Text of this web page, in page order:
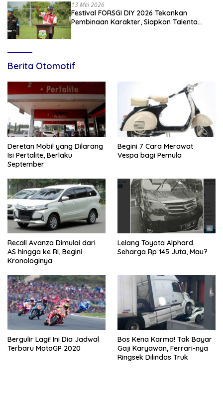
13 Mei 2026
Festival FORSGI DIY 2026 Tekankan
Pembinaan Karakter, Siapkan Talenta
Berita Otomotif
Deretan Mobil yang Dilarang
Isi Pertalite, Berlaku
September
Begini 7 Cara Merawat
Vespa bagi Pemula
Recall Avanza Dimulai dari
AS hingga ke RI, Begini
Kronologinya
Lelang Toyota Alphard
Seharga Rp 145 Juta, Mau?
Bergulir Lagi! Ini Dia Jadwal
Terbaru MotoGP 2020
Bos Kena Karma! Tak Bayar
Gaji Karyawan, Ferrari-nya
Ringsek Dilindas Truk